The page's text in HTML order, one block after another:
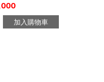
加入購物車